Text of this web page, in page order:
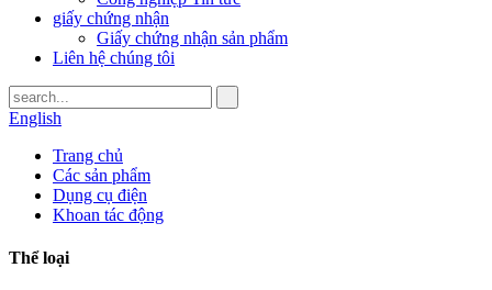
giấy chứng nhận
Giấy chứng nhận sản phẩm
Liên hệ chúng tôi
English
Trang chủ
Các sản phẩm
Dụng cụ điện
Khoan tác động
Thể loại